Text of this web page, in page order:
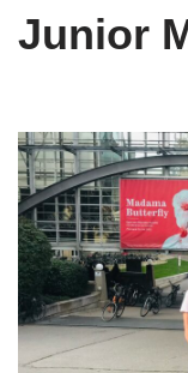
Junior